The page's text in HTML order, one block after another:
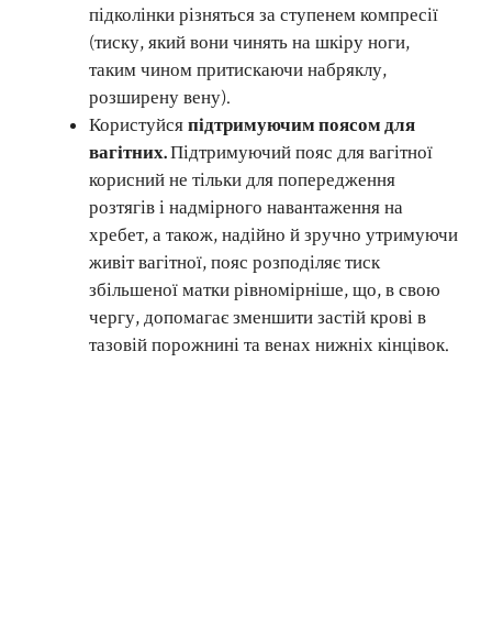
підколінки різняться за ступенем компресії
(тиску, який вони чинять на шкіру ноги,
таким чином притискаючи набряклу,
розширену вену).
Користуйсяпідтримуючим поясом для
вагітних.Підтримуючий пояс для вагітної
корисний не тільки для попередження
розтягів і надмірного навантаження на
хребет, а також, надійно й зручно утримуючи
живіт вагітної, пояс розподіляє тиск
збільшеної матки рівномірніше, що, в свою
чергу, допомагає зменшити застій крові в
тазовій порожнині та венах нижніх кінцівок.